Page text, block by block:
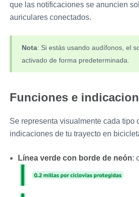
que las notificaciones se anuncien
auriculares conectados.
Nota: Si estás usando audífonos, el
activado de forma predeterminada.
Funciones e
Se representa visualmente cada tipo
indicaciones de tu trayecto en
Línea verde con borde de neón: